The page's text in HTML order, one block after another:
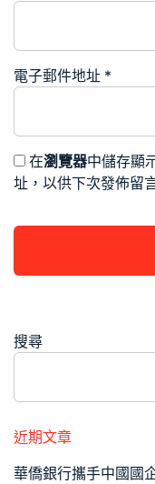
電子郵件地址 *
在瀏覽器中儲存顯
址，以供下次發佈留
搜尋
近期文章
華僑銀行攜手中國國